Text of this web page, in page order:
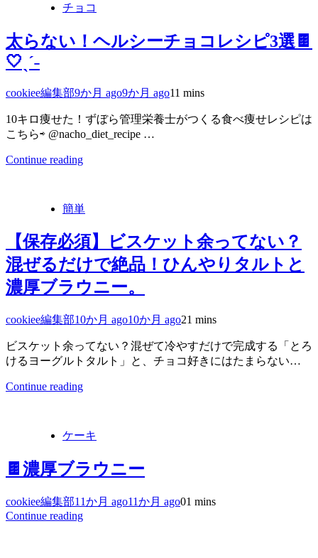
チョコ
太らない！ヘルシーチョコレシピ3選🍫
🤍ˎˊ˗
cookiee編集部9か月 ago9か月 ago11 mins
10キロ痩せた！ずぼら管理栄養士がつくる食べ痩せレシピは
こちら⇨ @nacho_diet_recipe …
Continue reading
簡単
【保存必須】ビスケット余ってない？
混ぜるだけで絶品！ひんやりタルトと
濃厚ブラウニー。
cookiee編集部10か月 ago10か月 ago21 mins
ビスケット余ってない？混ぜて冷やすだけで完成する「とろ
けるヨーグルトタルト」と、チョコ好きにはたまらない…
Continue reading
ケーキ
🍫濃厚ブラウニー
cookiee編集部11か月 ago11か月 ago01 mins
Continue reading